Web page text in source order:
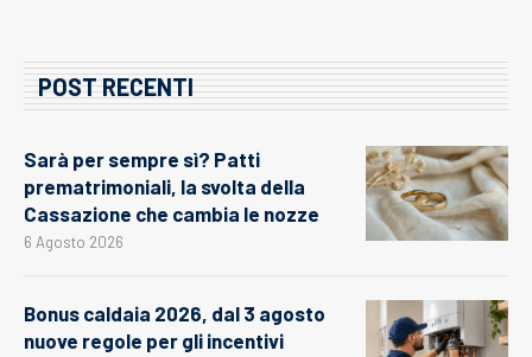
POST RECENTI
Sarà per sempre sì? Patti
prematrimoniali, la svolta della
Cassazione che cambia le nozze
6 Agosto 2026
Bonus caldaia 2026, dal 3 agosto
nuove regole per gli incentivi